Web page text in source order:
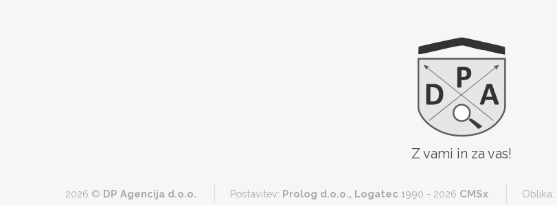
Z vami in za vas!
2026 © DP Agencija d.o.o. Postavitev: Prolog d.o.o., Logatec 1990 - 2026 CMSx Oblika: